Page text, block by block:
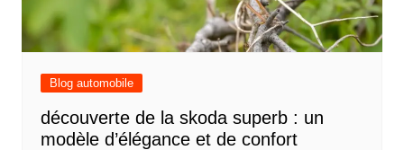
Blog automobile
découverte de la skoda superb : un
modèle d’élégance et de confort